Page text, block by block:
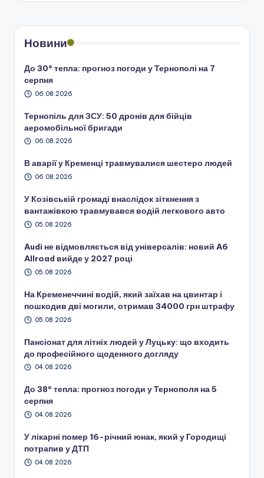
Новини
До 30° тепла: прогноз погоди у Тернополі на 7
серпня
06.08.2026
Тернопіль для ЗСУ: 50 дронів для бійців
аеромобільної бригади
06.08.2026
В аварії у Кременці травмувалися шестеро людей
06.08.2026
У Козівській громаді внаслідок зіткнення з
вантажівкою травмувався водій легкового авто
05.08.2026
Audi не відмовляється від універсалів: новий A6
Allroad вийде у 2027 році
05.08.2026
На Кременеччині водій, який заїхав на цвинтар і
пошкодив дві могили, отримав 34000 грн штрафу
05.08.2026
Пансіонат для літніх людей у Луцьку: що входить
до професійного щоденного догляду
04.08.2026
До 38° тепла: прогноз погоди у Тернополя на 5
серпня
04.08.2026
У лікарні помер 16-річний юнак, який у Городищі
потрапив у ДТП
04.08.2026